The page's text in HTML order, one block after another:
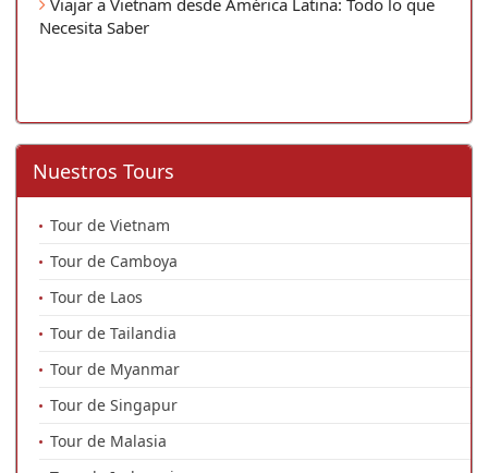
Necesita Saber
Nuestros Tours
Tour de Vietnam
Tour de Camboya
Tour de Laos
Tour de Tailandia
Tour de Myanmar
Tour de Singapur
Tour de Malasia